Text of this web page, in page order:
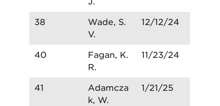
38
Wade, S.
V.
12/12/24
40
Fagan, K.
R.
11/23/24
41
Adamcza
k, W.
1/21/25